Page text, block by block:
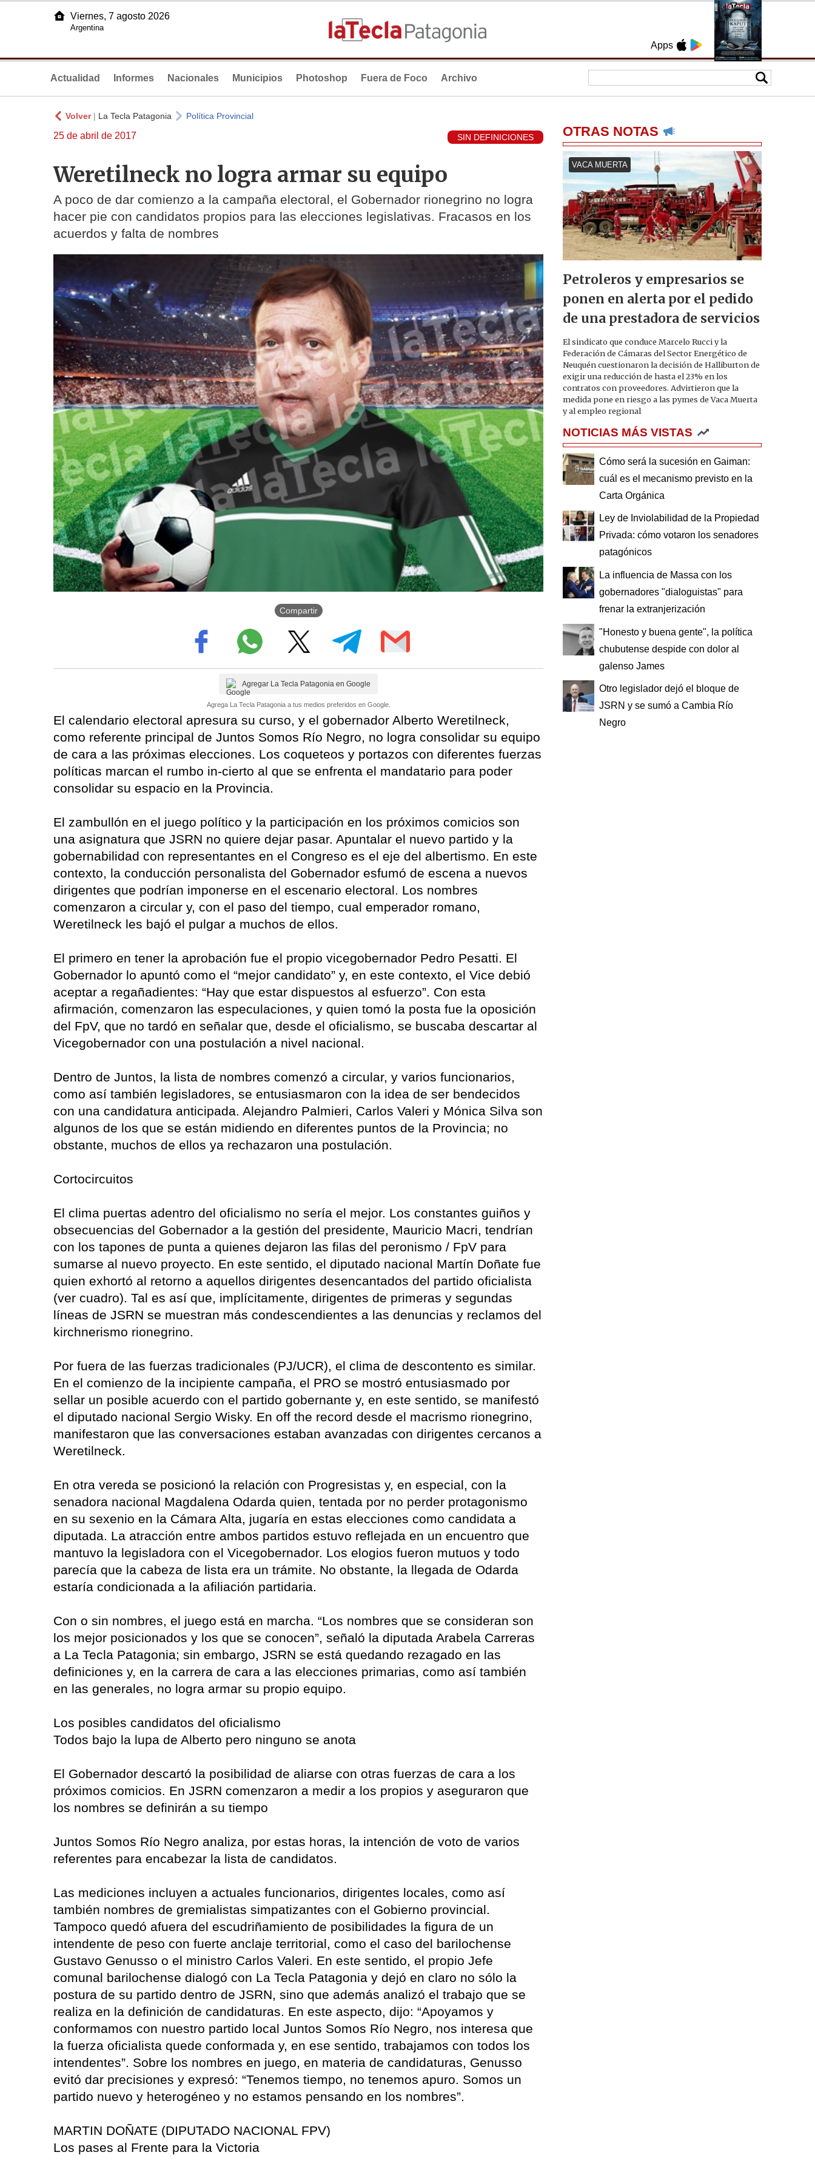
Apps
Viernes, 7 agosto 2026
Argentina
Actualidad Informes Nacionales Municipios Photoshop Fuera de Foco Archivo
Volver| La Tecla Patagonia Política Provincial
25 de abril de 2017 SIN DEFINICIONES
Weretilneck no logra armar su equipo
A poco de dar comienzo a la campaña electoral, el Gobernador rionegrino no logra
hacer pie con candidatos propios para las elecciones legislativas. Fracasos en los
acuerdos y falta de nombres
Compartir
Agregar La Tecla Patagonia en Google
Agrega La Tecla Patagonia a tus medios preferidos en Google.
El calendario electoral apresura su curso, y el gobernador Alberto Weretilneck,
como referente principal de Juntos Somos Río Negro, no logra consolidar su equipo
de cara a las próximas elecciones. Los coqueteos y portazos con diferentes fuerzas
políticas marcan el rumbo in-cierto al que se enfrenta el mandatario para poder
consolidar su espacio en la Provincia.
El zambullón en el juego político y la participación en los próximos comicios son
una asignatura que JSRN no quiere dejar pasar. Apuntalar el nuevo partido y la
gobernabilidad con representantes en el Congreso es el eje del albertismo. En este
contexto, la conducción personalista del Gobernador esfumó de escena a nuevos
dirigentes que podrían imponerse en el escenario electoral. Los nombres
comenzaron a circular y, con el paso del tiempo, cual emperador romano,
Weretilneck les bajó el pulgar a muchos de ellos.
El primero en tener la aprobación fue el propio vicegobernador Pedro Pesatti. El
Gobernador lo apuntó como el “mejor candidato” y, en este contexto, el Vice debió
aceptar a regañadientes: “Hay que estar dispuestos al esfuerzo”. Con esta
afirmación, comenzaron las especulaciones, y quien tomó la posta fue la oposición
del FpV, que no tardó en señalar que, desde el oficialismo, se buscaba descartar al
Vicegobernador con una postulación a nivel nacional.
Dentro de Juntos, la lista de nombres comenzó a circular, y varios funcionarios,
como así también legisladores, se entusiasmaron con la idea de ser bendecidos
con una candidatura anticipada. Alejandro Palmieri, Carlos Valeri y Mónica Silva son
algunos de los que se están midiendo en diferentes puntos de la Provincia; no
obstante, muchos de ellos ya rechazaron una postulación.
Cortocircuitos
El clima puertas adentro del oficialismo no sería el mejor. Los constantes guiños y
obsecuencias del Gobernador a la gestión del presidente, Mauricio Macri, tendrían
con los tapones de punta a quienes dejaron las filas del peronismo / FpV para
sumarse al nuevo proyecto. En este sentido, el diputado nacional Martín Doñate fue
quien exhortó al retorno a aquellos dirigentes desencantados del partido oficialista
(ver cuadro). Tal es así que, implícitamente, dirigentes de primeras y segundas
líneas de JSRN se muestran más condescendientes a las denuncias y reclamos del
kirchnerismo rionegrino.
Por fuera de las fuerzas tradicionales (PJ/UCR), el clima de descontento es similar.
En el comienzo de la incipiente campaña, el PRO se mostró entusiasmado por
sellar un posible acuerdo con el partido gobernante y, en este sentido, se manifestó
el diputado nacional Sergio Wisky. En off the record desde el macrismo rionegrino,
manifestaron que las conversaciones estaban avanzadas con dirigentes cercanos a
Weretilneck.
En otra vereda se posicionó la relación con Progresistas y, en especial, con la
senadora nacional Magdalena Odarda quien, tentada por no perder protagonismo
en su sexenio en la Cámara Alta, jugaría en estas elecciones como candidata a
diputada. La atracción entre ambos partidos estuvo reflejada en un encuentro que
mantuvo la legisladora con el Vicegobernador. Los elogios fueron mutuos y todo
parecía que la cabeza de lista era un trámite. No obstante, la llegada de Odarda
estaría condicionada a la afiliación partidaria.
Con o sin nombres, el juego está en marcha. “Los nombres que se consideran son
los mejor posicionados y los que se conocen”, señaló la diputada Arabela Carreras
a La Tecla Patagonia; sin embargo, JSRN se está quedando rezagado en las
definiciones y, en la carrera de cara a las elecciones primarias, como así también
en las generales, no logra armar su propio equipo.
Los posibles candidatos del oficialismo
Todos bajo la lupa de Alberto pero ninguno se anota
El Gobernador descartó la posibilidad de aliarse con otras fuerzas de cara a los
próximos comicios. En JSRN comenzaron a medir a los propios y aseguraron que
los nombres se definirán a su tiempo
Juntos Somos Río Negro analiza, por estas horas, la intención de voto de varios
referentes para encabezar la lista de candidatos.
Las mediciones incluyen a actuales funcionarios, dirigentes locales, como así
también nombres de gremialistas simpatizantes con el Gobierno provincial.
Tampoco quedó afuera del escudriñamiento de posibilidades la figura de un
intendente de peso con fuerte anclaje territorial, como el caso del barilochense
Gustavo Genusso o el ministro Carlos Valeri. En este sentido, el propio Jefe
comunal barilochense dialogó con La Tecla Patagonia y dejó en claro no sólo la
postura de su partido dentro de JSRN, sino que además analizó el trabajo que se
realiza en la definición de candidaturas. En este aspecto, dijo: “Apoyamos y
conformamos con nuestro partido local Juntos Somos Río Negro, nos interesa que
la fuerza oficialista quede conformada y, en ese sentido, trabajamos con todos los
intendentes”. Sobre los nombres en juego, en materia de candidaturas, Genusso
evitó dar precisiones y expresó: “Tenemos tiempo, no tenemos apuro. Somos un
partido nuevo y heterogéneo y no estamos pensando en los nombres”.
MARTIN DOÑATE (DIPUTADO NACIONAL FPV)
Los pases al Frente para la Victoria
OTRAS NOTAS
VACA MUERTA
Petroleros y empresarios se
ponen en alerta por el pedido
de una prestadora de servicios
El sindicato que conduce Marcelo Rucci y la
Federación de Cámaras del Sector Energético de
Neuquén cuestionaron la decisión de Halliburton de
exigir una reducción de hasta el 23% en los
contratos con proveedores. Advirtieron que la
medida pone en riesgo a las pymes de Vaca Muerta
y al empleo regional
NOTICIAS MÁS VISTAS
Cómo será la sucesión en Gaiman:
cuál es el mecanismo previsto en la
Carta Orgánica
Ley de Inviolabilidad de la Propiedad
Privada: cómo votaron los senadores
patagónicos
La influencia de Massa con los
gobernadores "dialoguistas" para
frenar la extranjerización
"Honesto y buena gente", la política
chubutense despide con dolor al
galenso James
Otro legislador dejó el bloque de
JSRN y se sumó a Cambia Río
Negro